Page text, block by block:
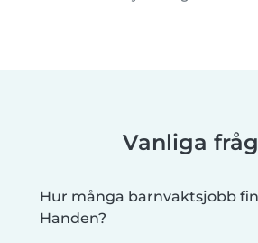
Vanliga
Hur många barnvaktsjobb
Handen?